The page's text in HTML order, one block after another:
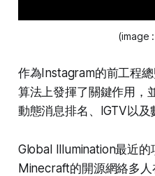
(image
作為Instagram的前工程
算法上發揮了關鍵作用，
動態消息排名、IGTV以及
Global Illumination最近
Minecraft的開源網絡多